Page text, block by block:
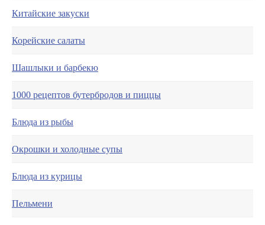
Китайские закуски
Корейские салаты
Шашлыки и барбекю
1000 рецептов бутербродов и пиццы
Блюда из рыбы
Окрошки и холодные супы
Блюда из курицы
Пельмени